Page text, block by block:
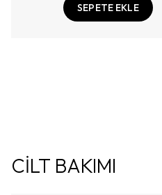
SEPETE EKLE
CİLT BAKIMI